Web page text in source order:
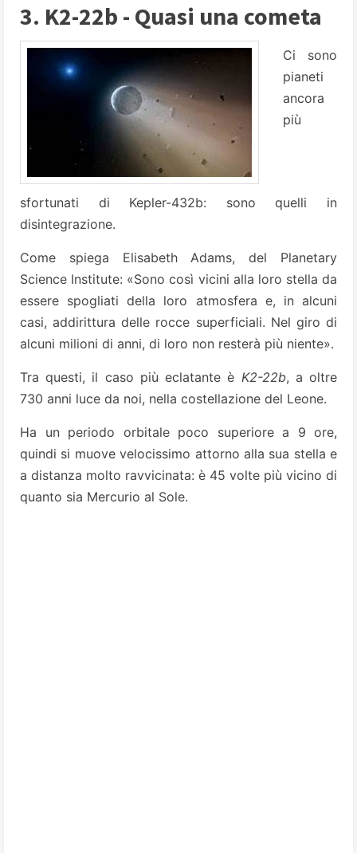
3. K2-22b - Quasi una cometa
Ci sono
pianeti
ancora
più
sfortunati di Kepler-432b: sono quelli in
disintegrazione.
Come spiega Elisabeth Adams, del Planetary
Science Institute: «Sono così vicini alla loro stella da
essere spogliati della loro atmosfera e, in alcuni
casi, addirittura delle rocce superficiali. Nel giro di
alcuni milioni di anni, di loro non resterà più niente».
Tra questi, il caso più eclatante è K2-22b, a oltre
730 anni luce da noi, nella costellazione del Leone.
Ha un periodo orbitale poco superiore a 9 ore,
quindi si muove velocissimo attorno alla sua stella e
a distanza molto ravvicinata: è 45 volte più vicino di
quanto sia Mercurio al Sole.